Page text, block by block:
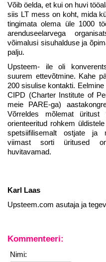
Võib öelda, et kui on huvi
siis LT mess on koht, mida
tingimata olema üle 1000
arenduseelarvega
võimalusi sisuhalduse ja
palju.
Upsteem- ile oli
suurem ettevõtmine. Kahe
200 sisulise kontakti.
CIPD (Charter Institute of
meie PARE-ga)
Võrreldes mõlemat
orienteeritud rohkem
spetsiifilisemalt ostjate ja
viimast sorti üritused on
huvitavamad.
Karl Laas
Upsteem.com asutaja ja
Kommenteeri:
Nimi: